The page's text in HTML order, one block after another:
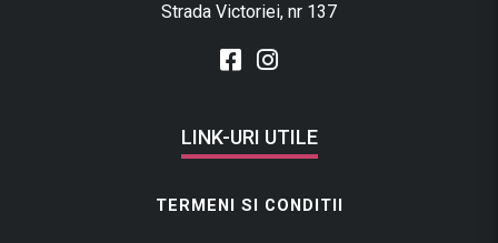
Strada Victoriei, nr 137
LINK-URI UTILE
TERMENI SI CONDITII